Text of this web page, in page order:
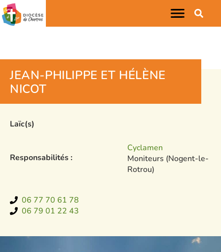
JEAN-PHILIPPE ET HÉLÈNE
NICOT
Laïc(s)
Responsabilités :
Cyclamen
Moniteurs (Nogent-le-
Rotrou)
06 77 70 61 78
06 79 01 22 43